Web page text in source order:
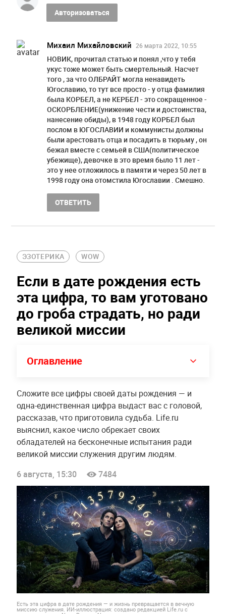
Авторизоваться
Михаил Михайловский 26 марта 2022, 10:55
НОВИК, прочитал статью и понял ,что у тебя
укус тоже может быть смертельный. Насчет
того , за что ОЛБРАЙТ могла ненавидеть
Югославию, то тут все просто - у отца фамилия
была КОРБЕЛ, а не КЕРБЕЛ - это сокращенное -
ОСКОРБЛЕНИЕ(унижение чести и достоинства,
нанесение обиды), в 1948 году КОРБЕЛ был
послом в ЮГОСЛАВИИ и коммунисты должны
были арестовать отца и посадить в тюрьму , он
бежал вместе с семьей в США(политическое
убежище), девочке в это время было 11 лет -
это у нее отложилось в памяти и через 50 лет в
1998 году она отомстила Югославии . Смешно.
ОТВЕТИТЬ
ЭЗОТЕРИКА WOW
Если в дате рождения есть
эта цифра, то вам уготовано
до гроба страдать, но ради
великой миссии
Оглавление
Сложите все цифры своей даты рождения — и
одна-единственная цифра выдаст вас с головой,
рассказав, что приготовила судьба. Life.ru
выяснил, какое число обрекает своих
обладателей на бесконечные испытания ради
великой миссии служения другим людям.
6 августа, 15:30
7484
Есть эта цифра в дате рождения — и жизнь превращается в вечную
миссию служения. ИИ-иллюстрация: создано редакцией Life.ru с